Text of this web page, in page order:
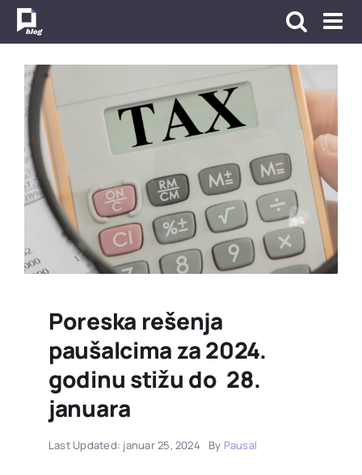
Skip
Poreska rešenja
paušalcima za 2024.
godinu stižu do 28.
januara
Last Updated: januar 25, 2024 By Pausal